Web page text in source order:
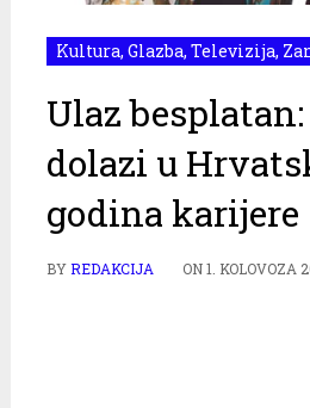
Kultura, Glazba, Televizija,
Ulaz
dolazi u
godina karijere
BYREDAKCIJA ON1. KOLOVOZA